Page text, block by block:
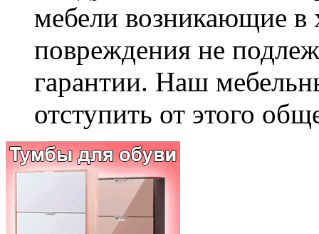
мебели возникающие в
повреждения не
гарантии. Наш
отступить от этого